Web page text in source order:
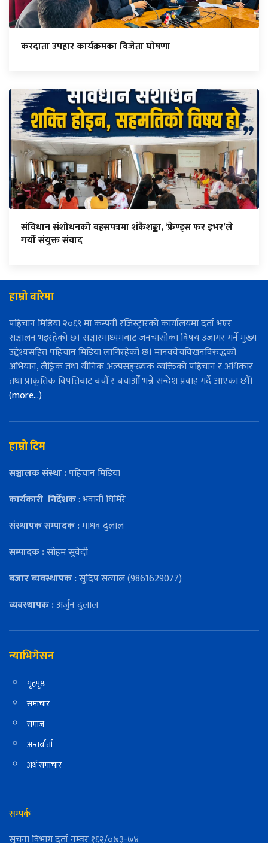
करदाता उपहार कार्यक्रमका विजेता घाेषणा
संविधान संशोधनको बहसपत्रमा शंकैशङ्का, ‘फ्रेण्ड्स फर इभर’ले
गर्यो संयुक्त संवाद
हाम्रो बारेमा
पहिचान मिडिया २०६९ मा कम्पनी रजिस्ट्रारको कार्यालयमा दर्ता भएर
सञ्चालन भइरहेको छ। सञ्चारमाध्यमबाट जनचासोका विषय उजागर गर्ने मुख्य
उद्देश्यसहित पहिचान मिडिया लागिरहेको छ। मानववेचविखनविरुद्धको
अभियान, लैङ्गिक तथा यौनिक अल्पसङ्ख्यक व्यक्तिको पहिचान र अधिकार
तथा प्राकृतिक विपत्तिबाट बचौँ र बचाऔँ भन्ने सन्देश प्रवाह गर्दै आएका छौँ।
(more…)
हाम्रो टिम
सञ्चालक संस्था :पहिचान मिडिया
कार्यकारी निर्देशक: भवानी घिमिरे
संस्थापक सम्पादक :माधव दुलाल
सम्पादक :सोहम सुवेदी
बजार ब्यवस्थापक :सुदिप सत्याल (9861629077)
व्यवस्थापक :अर्जुन दुलाल
न्याभिगेसन
गृहपृष्ठ
समाचार
समाज
अन्तर्वार्ता
अर्थ समाचार
सम्पर्क
सुचना विभाग दर्ता नम्वर १६२/०७३-७४